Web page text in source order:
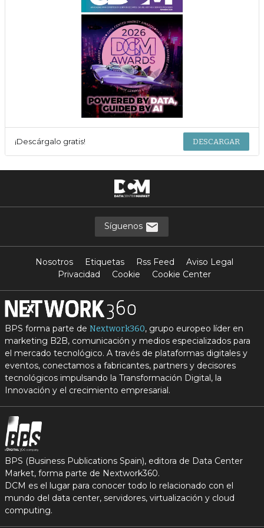
¡Descárgalo gratis! DESCARGAR
Síguenos
Nosotros Etiquetas Rss Feed
Aviso Legal
Privacidad
Cookie Cookie Center
BPS forma parte de Nextwork360, grupo europeo líder en
marketing B2B, comunicación y medios especializados para
el mercado tecnológico. A través de plataformas digitales y
eventos, conectamos a fabricantes, partners y decisores
tecnológicos impulsando la Transformación Digital, la
Innovación y el crecimiento empresarial.
BPS (Business Publications Spain), editora de Data Center
Market, forma parte de Nextwork360.
DCM es el lugar para conocer todo lo relacionado con el
mundo del data center, servidores, virtualización y cloud
computing.